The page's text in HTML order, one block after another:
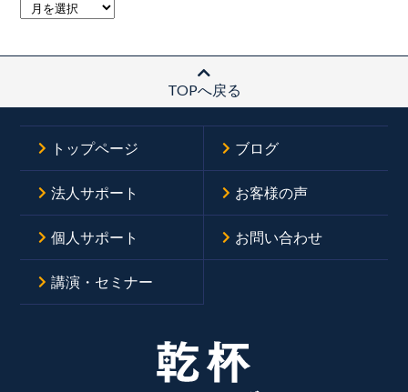
TOPへ戻る
トップページ
法人サポート
個人サポート
講演・セミナー
ブログ
お客様の声
お問い合わせ